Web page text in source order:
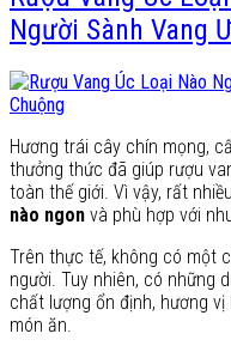
Người Sành Vang
Hương trái cây chín mọng,
thưởng thức đã giúp rượu
toàn thế giới. Vì vậy, rất
nào ngon và phù hợp với
Trên thực tế, không có một
người. Tuy nhiên, có những
chất lượng ổn định, hương
món ăn.